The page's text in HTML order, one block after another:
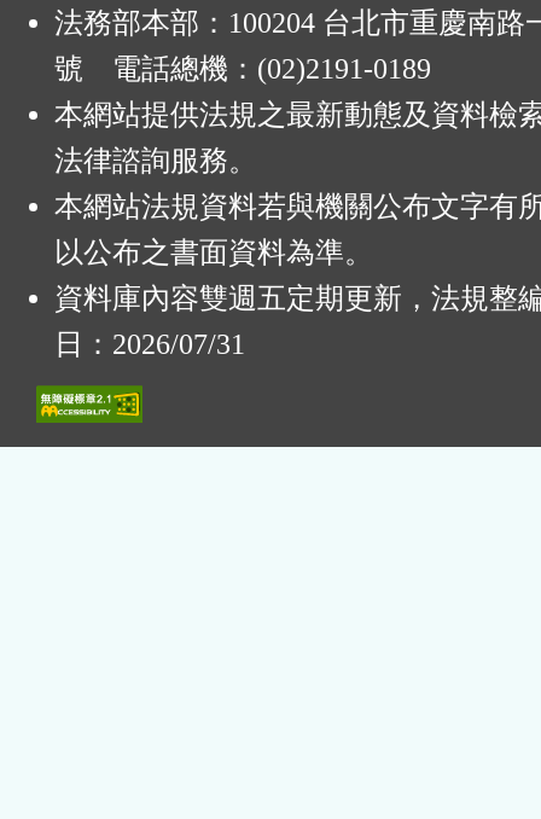
法務部本部：100204 台北市重慶南路
號 電話總機：(02)2191-0189
本網站提供法規之最新動態及資料檢
法律諮詢服務。
本網站法規資料若與機關公布文字有
以公布之書面資料為準。
資料庫內容雙週五定期更新，法規整
日：2026/07/31